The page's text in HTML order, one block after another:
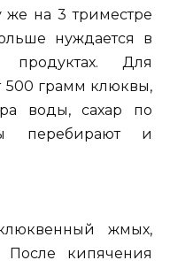
на 3 триместре
нуждается в
Для
500 грамм клюквы,
воды, сахар по
перебирают и
жмых,
После кипячения